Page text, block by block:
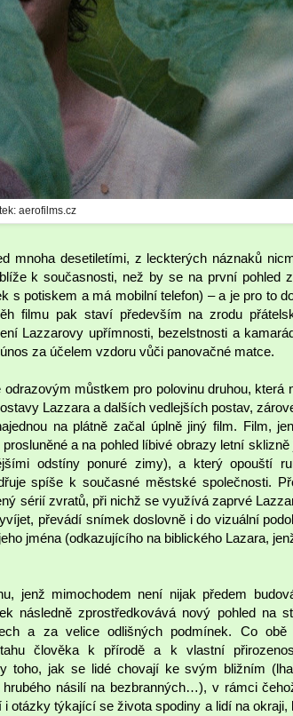
aerofilms.cz
mnoha desetiletími, z leckterých náznaků
k současnosti, než by se na první pohled
s potiskem a má mobilní telefon) – a je pro to
filmu pak staví především na zrodu
Lazzarovy upřímnosti, bezelstnosti a
za účelem vzdoru vůči panovačné matce.
můstkem pro polovinu druhou, která
Lazzara a dalších vedlejších postav,
na plátně začal úplně jiný film. Film,
a na pohled líbivé obrazy letní sklizně
odstíny ponuré zimy), a který opouští
spíše k současné městské společnosti.
sérií zvratů, při nichž se využívá zaprvé
převádí snímek doslovně i do vizuální
jména (odkazujícího na biblického Lazara,
jenž mimochodem není nijak předem
následně zprostředkovává nový pohled na
a za velice odlišných podmínek. Co obě
člověka k přírodě a k vlastní
toho, jak se lidé chovají ke svým bližním
násilí na bezbranných…), v rámci
otázky týkající se života spodiny a lidí na okraji,